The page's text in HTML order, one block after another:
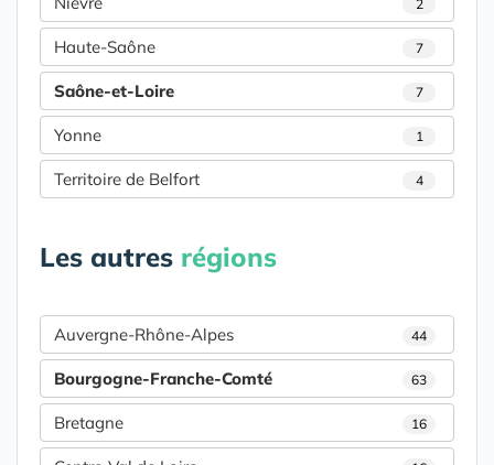
2
Haute-Saône 7
Saône-et-Loire 7
Yonne 1
Territoire de Belfort 4
Les autres régions
Auvergne-Rhône-Alpes 44
Bourgogne-Franche-Comté 63
Bretagne 16